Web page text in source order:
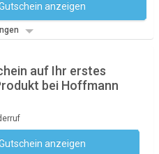
anzeigen
auf Ihr erstes
bei Hoffmann
anzeigen